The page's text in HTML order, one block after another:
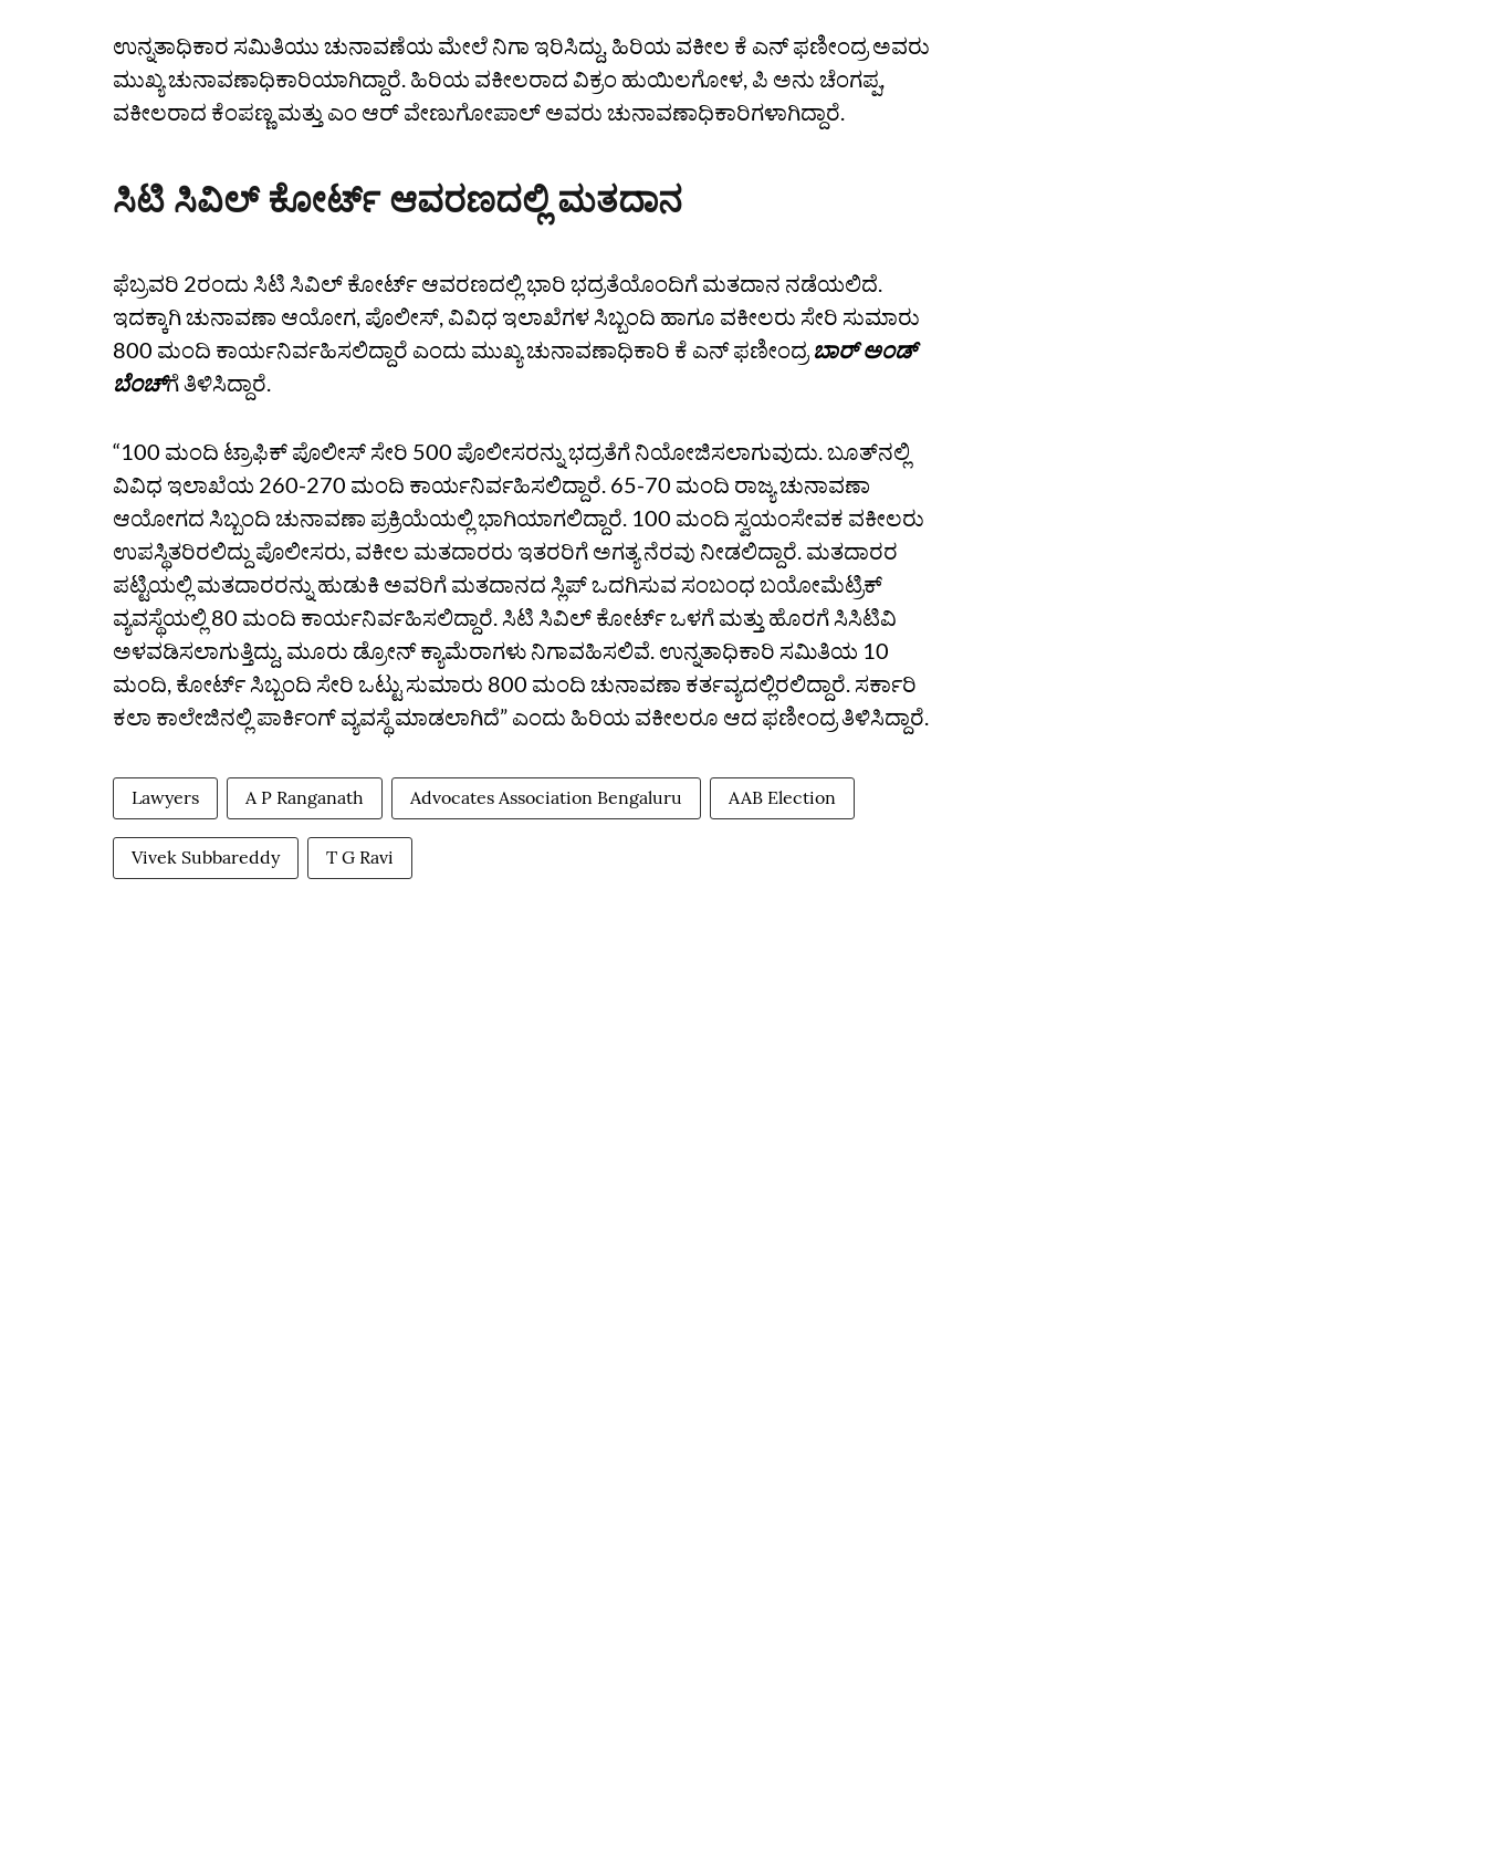
ಉನ್ನತಾಧಿಕಾರ ಸಮಿತಿಯು ಚುನಾವಣೆಯ ಮೇಲೆ ನಿಗಾ ಇರಿಸಿದ್ದು, ಹಿರಿಯ ವಕೀಲ ಕೆ ಎನ್‌ ಫಣೀಂದ್ರ ಅವರು
ಮುಖ್ಯ ಚುನಾವಣಾಧಿಕಾರಿಯಾಗಿದ್ದಾರೆ. ಹಿರಿಯ ವಕೀಲರಾದ ವಿಕ್ರಂ ಹುಯಿಲಗೋಳ, ಪಿ ಅನು ಚೆಂಗಪ್ಪ,
ವಕೀಲರಾದ ಕೆಂಪಣ್ಣ ಮತ್ತು ಎಂ ಆರ್‌ ವೇಣುಗೋಪಾಲ್‌ ಅವರು ಚುನಾವಣಾಧಿಕಾರಿಗಳಾಗಿದ್ದಾರೆ.
ಸಿಟಿ ಸಿವಿಲ್‌ ಕೋರ್ಟ್‌ ಆವರಣದಲ್ಲಿ ಮತದಾನ
ಫೆಬ್ರವರಿ 2ರಂದು ಸಿಟಿ ಸಿವಿಲ್‌ ಕೋರ್ಟ್‌ ಆವರಣದಲ್ಲಿ ಭಾರಿ ಭದ್ರತೆಯೊಂದಿಗೆ ಮತದಾನ ನಡೆಯಲಿದೆ.
ಇದಕ್ಕಾಗಿ ಚುನಾವಣಾ ಆಯೋಗ, ಪೊಲೀಸ್‌, ವಿವಿಧ ಇಲಾಖೆಗಳ ಸಿಬ್ಬಂದಿ ಹಾಗೂ ವಕೀಲರು ಸೇರಿ ಸುಮಾರು
800 ಮಂದಿ ಕಾರ್ಯನಿರ್ವಹಿಸಲಿದ್ದಾರೆ ಎಂದು ಮುಖ್ಯ ಚುನಾವಣಾಧಿಕಾರಿ ಕೆ ಎನ್‌ ಫಣೀಂದ್ರ ಬಾರ್‌ ಅಂಡ್‌
ಬೆಂಚ್‌ಗೆ ತಿಳಿಸಿದ್ದಾರೆ.
“100 ಮಂದಿ ಟ್ರಾಫಿಕ್‌ ಪೊಲೀಸ್‌ ಸೇರಿ 500 ಪೊಲೀಸರನ್ನು ಭದ್ರತೆಗೆ ನಿಯೋಜಿಸಲಾಗುವುದು. ಬೂತ್‌ನಲ್ಲಿ
ವಿವಿಧ ಇಲಾಖೆಯ 260-270 ಮಂದಿ ಕಾರ್ಯನಿರ್ವಹಿಸಲಿದ್ದಾರೆ. 65-70 ಮಂದಿ ರಾಜ್ಯ ಚುನಾವಣಾ
ಆಯೋಗದ ಸಿಬ್ಬಂದಿ ಚುನಾವಣಾ ಪ್ರಕ್ರಿಯೆಯಲ್ಲಿ ಭಾಗಿಯಾಗಲಿದ್ದಾರೆ. 100 ಮಂದಿ ಸ್ವಯಂಸೇವಕ ವಕೀಲರು
ಉಪಸ್ಥಿತರಿರಲಿದ್ದು ಪೊಲೀಸರು, ವಕೀಲ ಮತದಾರರು ಇತರರಿಗೆ ಅಗತ್ಯ ನೆರವು ನೀಡಲಿದ್ದಾರೆ. ಮತದಾರರ
ಪಟ್ಟಿಯಲ್ಲಿ ಮತದಾರರನ್ನು ಹುಡುಕಿ ಅವರಿಗೆ ಮತದಾನದ ಸ್ಲಿಪ್‌ ಒದಗಿಸುವ ಸಂಬಂಧ ಬಯೋಮೆಟ್ರಿಕ್‌
ವ್ಯವಸ್ಥೆಯಲ್ಲಿ 80 ಮಂದಿ ಕಾರ್ಯನಿರ್ವಹಿಸಲಿದ್ದಾರೆ. ಸಿಟಿ ಸಿವಿಲ್‌ ಕೋರ್ಟ್‌ ಒಳಗೆ ಮತ್ತು ಹೊರಗೆ ಸಿಸಿಟಿವಿ
ಅಳವಡಿಸಲಾಗುತ್ತಿದ್ದು, ಮೂರು ಡ್ರೋನ್‌ ಕ್ಯಾಮೆರಾಗಳು ನಿಗಾವಹಿಸಲಿವೆ. ಉನ್ನತಾಧಿಕಾರಿ ಸಮಿತಿಯ 10
ಮಂದಿ, ಕೋರ್ಟ್‌ ಸಿಬ್ಬಂದಿ ಸೇರಿ ಒಟ್ಟು ಸುಮಾರು 800 ಮಂದಿ ಚುನಾವಣಾ ಕರ್ತವ್ಯದಲ್ಲಿರಲಿದ್ದಾರೆ. ಸರ್ಕಾರಿ
ಕಲಾ ಕಾಲೇಜಿನಲ್ಲಿ ಪಾರ್ಕಿಂಗ್‌ ವ್ಯವಸ್ಥೆ ಮಾಡಲಾಗಿದೆ” ಎಂದು ಹಿರಿಯ ವಕೀಲರೂ ಆದ ಫಣೀಂದ್ರ ತಿಳಿಸಿದ್ದಾರೆ.
Lawyers A P Ranganath Advocates Association Bengaluru AAB Election
Vivek Subbareddy T G Ravi